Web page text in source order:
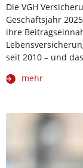
Die VGH
Geschäftsjahr
ihre
seit 2010 – und
mehr